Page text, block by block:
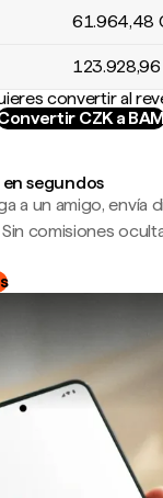
61.964,48
123.928,96
convertir al
CZK a
segundos
a un amigo, envía
comisiones